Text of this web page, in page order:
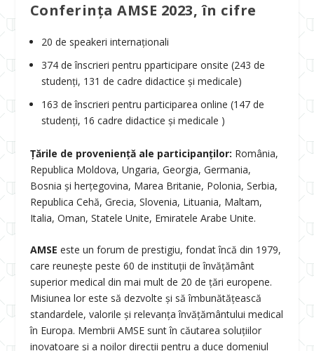
Conferința AMSE 2023, în cifre
20 de speakeri internaționali
374 de înscrieri pentru pparticipare onsite (243 de
studenți, 131 de cadre didactice și medicale)
163 de înscrieri pentru participarea online (147 de
studenți, 16 cadre didactice și medicale )
Țările de proveniență ale participanților: România,
Republica Moldova, Ungaria, Georgia, Germania,
Bosnia și herțegovina, Marea Britanie, Polonia, Serbia,
Republica Cehă, Grecia, Slovenia, Lituania, Maltam,
Italia, Oman, Statele Unite, Emiratele Arabe Unite.
AMSE este un forum de prestigiu, fondat încă din 1979,
care reunește peste 60 de instituții de învățământ
superior medical din mai mult de 20 de țări europene.
Misiunea lor este să dezvolte și să îmbunătățească
standardele, valorile și relevanța învățământului medical
în Europa. Membrii AMSE sunt în căutarea soluțiilor
inovatoare și a noilor direcții pentru a duce domeniul